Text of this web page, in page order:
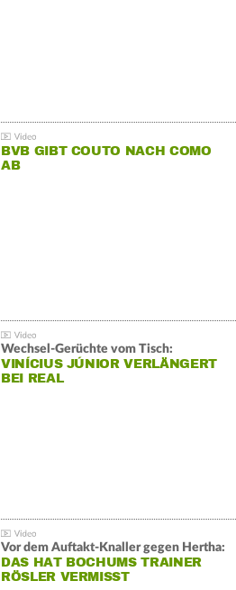
BVB GIBT COUTO NACH COMO
AB
Wechsel-Gerüchte vom Tisch:
VINÍCIUS JÚNIOR VERLÄNGERT
BEI REAL
Vor dem Auftakt-Knaller gegen Hertha:
DAS HAT BOCHUMS TRAINER
RÖSLER VERMISST